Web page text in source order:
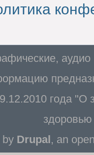
года "О
by Drupal, an